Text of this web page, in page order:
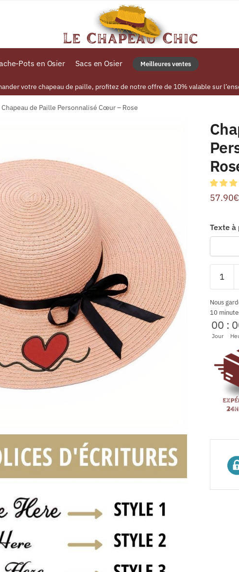
Pots en Osier Sacs en Osier Meilleures ventes
votre chapeau de paille, profitez de notre offre de 10% valable sur
Chapeau de Paille Personnalisé Cœur – Rose
57.90€
Texte à
Nous
10
00
Jour
: